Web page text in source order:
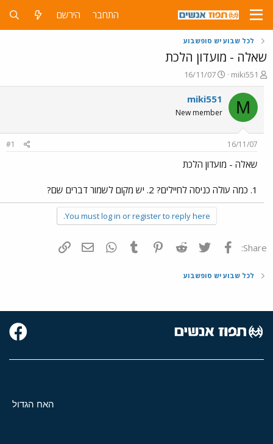
התחבר הירשם
לכל שבוע יש סופשבוע
שאלה - מועדון הלכת
פ
ו
ת
ח
ה
ש
א
miki551
פ
ו
ר
ם
ר
16/11/07
M
miki551
New member
16/11/07
#1
שאלה - מועדון הלכת
1. כמה עולה כניסה לחיילים? 2. יש מקום לשמור דברים שם?
You must log in or register to reply here.
Share: פייסבוק Twitter
Reddit
Pinterest
Tumblr
WhatsAppדואר אלקטרוני
לכל שבוע יש סופשבוע
האח הגדול